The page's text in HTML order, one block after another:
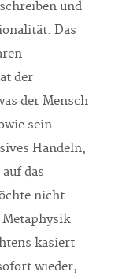
und
Das
der
der Mensch
sein
Handeln,
das
nicht
kasiert
wieder,